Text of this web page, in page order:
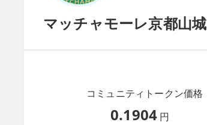
マッチャモーレ京都山城
コミュニティトークン価格
0.1904 円